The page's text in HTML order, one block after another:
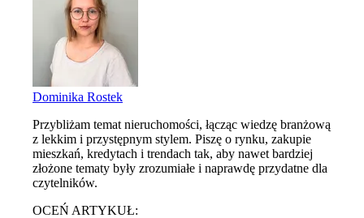
Dominika Rostek
Przybliżam temat nieruchomości, łącząc wiedzę branżową
z lekkim i przystępnym stylem. Piszę o rynku, zakupie
mieszkań, kredytach i trendach tak, aby nawet bardziej
złożone tematy były zrozumiałe i naprawdę przydatne dla
czytelników.
OCEŃ ARTYKUŁ: